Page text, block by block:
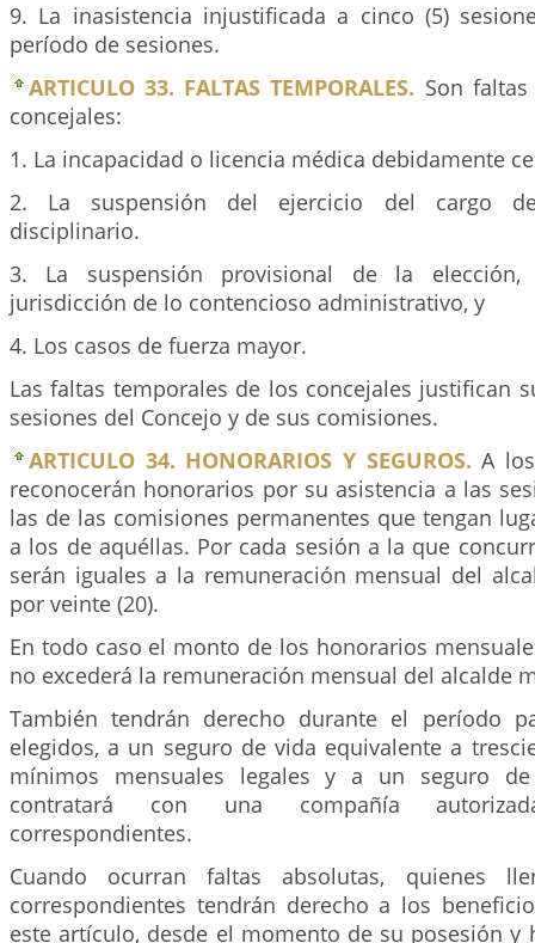
9. La inasistencia injustificada a cinco (5)
período de sesiones.
ARTICULO 33. FALTAS TEMPORALES. Son
concejales:
1. La incapacidad o licencia médica debidamente
2. La suspensión del ejercicio del cargo
disciplinario.
3. La suspensión provisional de la
jurisdicción de lo contencioso administrativo, y
4. Los casos de fuerza mayor.
Las faltas temporales de los concejales justifican
sesiones del Concejo y de sus comisiones.
ARTICULO 34. HONORARIOS Y SEGUROS. A
reconocerán honorarios por su asistencia a las
las de las comisiones permanentes que tengan
a los de aquéllas. Por cada sesión a la que
serán iguales a la remuneración mensual del
por veinte (20).
En todo caso el monto de los honorarios
no excederá la remuneración mensual del alcalde
También tendrán derecho durante el período
elegidos, a un seguro de vida equivalente a
mínimos mensuales legales y a un seguro
contratará con una compañía
correspondientes.
Cuando ocurran faltas absolutas, quienes
correspondientes tendrán derecho a los
este artículo, desde el momento de su posesión y